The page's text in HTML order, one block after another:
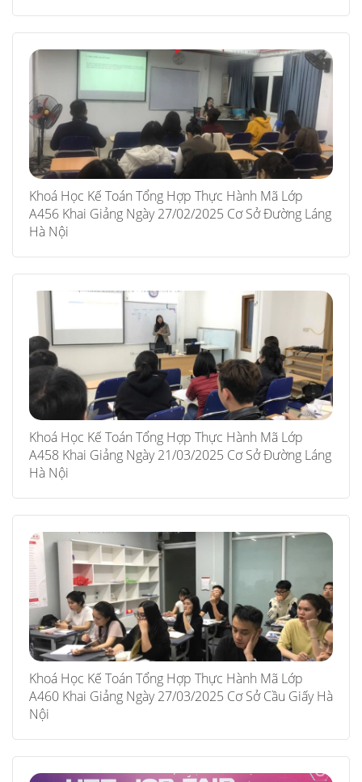
Khoá Học Kế Toán Tổng Hợp Thực Hành Mã Lớp
A456 Khai Giảng Ngày 27/02/2025 Cơ Sở Đường Láng
Hà Nội
Khoá Học Kế Toán Tổng Hợp Thực Hành Mã Lớp
A458 Khai Giảng Ngày 21/03/2025 Cơ Sở Đường Láng
Hà Nội
Khoá Học Kế Toán Tổng Hợp Thực Hành Mã Lớp
A460 Khai Giảng Ngày 27/03/2025 Cơ Sở Cầu Giấy Hà
Nội